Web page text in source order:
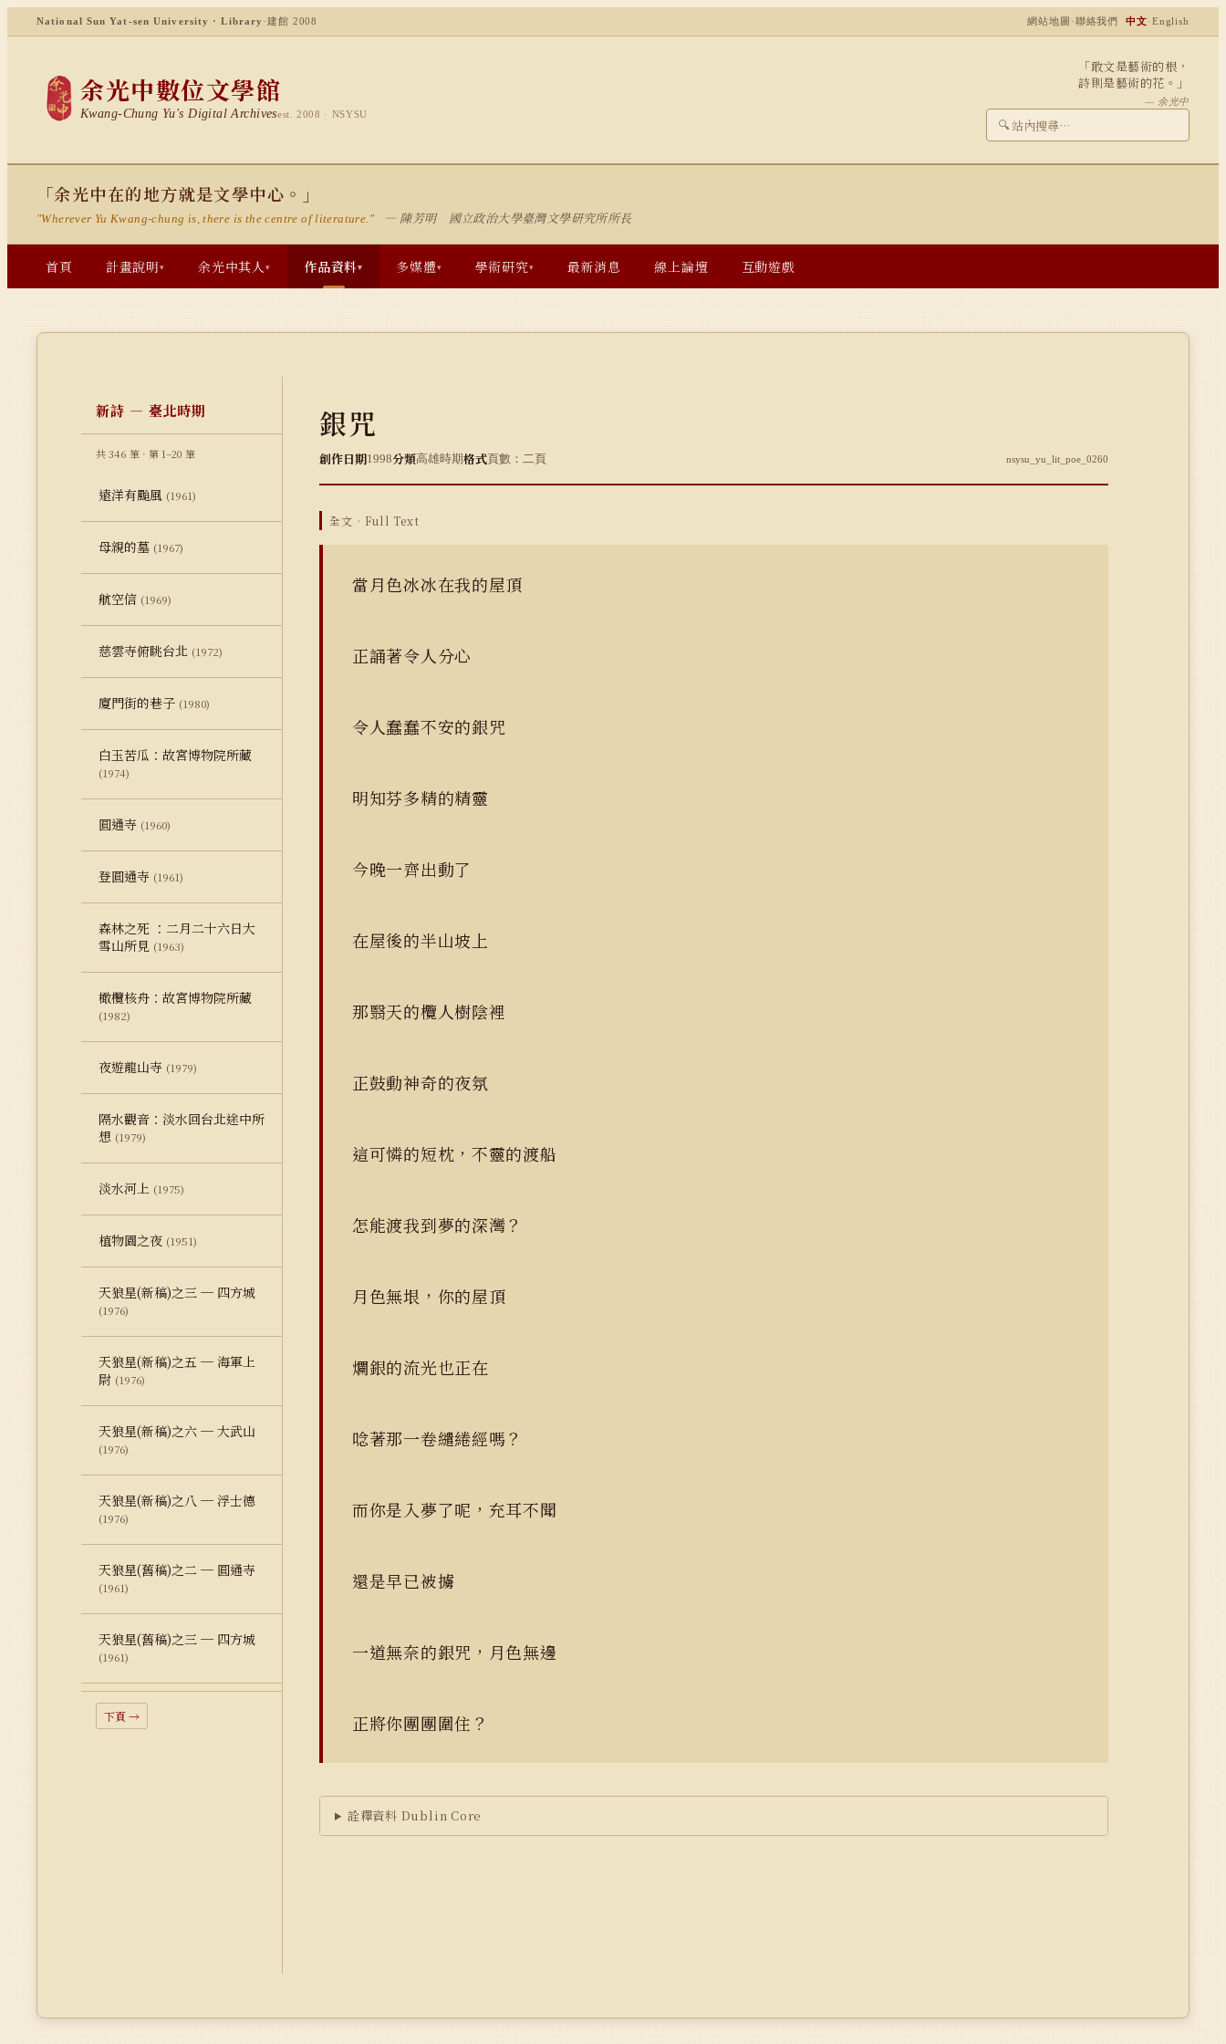
National Sun Yat-sen University · Library ·建館 2008 網站地圖 ·聯絡我們 中文·English
余光中數位文學館
Kwang-Chung Yu's Digital Archivesest. 2008 · NSYSU
「敢文是藝術的根，
詩則是藝術的花。」
— 余光中
🔍
「余光中在的地方就是文學中心。」
"Wherever Yu Kwang-chung is, there is the centre of literature." — 陳芳明 國立政治大學臺灣文學研究所所長
首頁 計畫說明▾ 余光中其人▾ 作品資料▾ 多媒體▾ 學術研究▾ 最新消息 線上論壇 互動遊戲
新詩 — 臺北時期
共 346 筆 · 第 1–20 筆
遠洋有颱風 (1961)
母親的墓 (1967)
航空信 (1969)
慈雲寺俯眺台北 (1972)
廈門街的巷子 (1980)
白玉苦瓜：故宮博物院所藏
(1974)
圓通寺 (1960)
登圓通寺 (1961)
森林之死 ：二月二十六日大
雪山所見 (1963)
橄欖核舟：故宮博物院所藏
(1982)
夜遊龍山寺 (1979)
隔水觀音：淡水回台北途中所
想 (1979)
淡水河上 (1975)
植物園之夜 (1951)
天狼星(新稿)之三 ─ 四方城
(1976)
天狼星(新稿)之五 ─ 海軍上
尉 (1976)
天狼星(新稿)之六 ─ 大武山
(1976)
天狼星(新稿)之八 ─ 浮士德
(1976)
天狼星(舊稿)之二 ─ 圓通寺
(1961)
天狼星(舊稿)之三 ─ 四方城
(1961)
下頁 →
銀咒
創作日期1998分類高雄時期格式頁數：二頁 nsysu_yu_lit_poe_0260
全文 · Full Text
當月色冰冰在我的屋頂
正誦著令人分心
令人蠢蠢不安的銀咒
明知芬多精的精靈
今晚一齊出動了
在屋後的半山坡上
那翳天的欖人樹陰裡
正鼓動神奇的夜氛
這可憐的短枕，不靈的渡船
怎能渡我到夢的深灣？
月色無垠，你的屋頂
爛銀的流光也正在
唸著那一卷繾綣經嗎？
而你是入夢了呢，充耳不聞
還是早已被擄
一道無奈的銀咒，月色無邊
正將你團團圍住？
詮釋資料 Dublin Core